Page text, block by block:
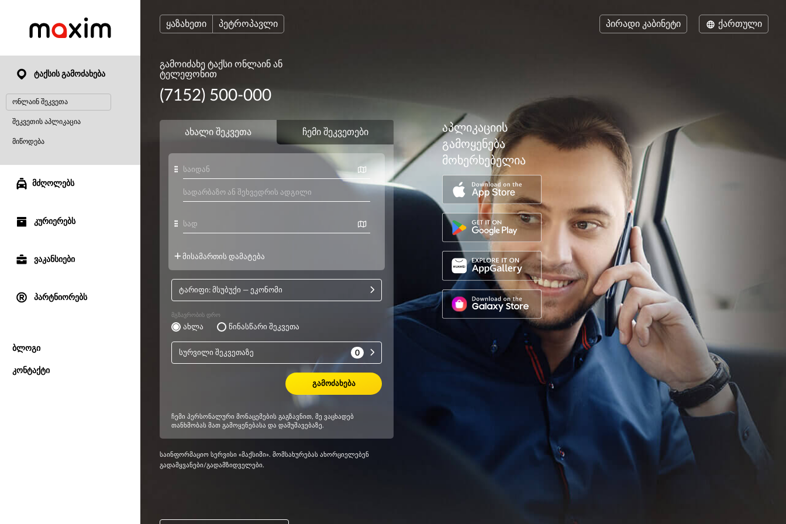
ტაქსის გამოძახება
ონლაინ შეკვეთა
შეკვეთის აპლიკაცია
მიწოდება
მძღოლებს
კურიერებს
ვაკანსიები
პარტნიორებს
ბლოგი
კონტაქტი
ყაზახეთი პეტროპავლი პირადი კაბინეტი ქართული
გამოიძახე ტაქსი ონლაინ ან
ტელეფონით
(7152) 500-000
საინფორმაციო სერვისი «მაქსიმი». მომსახურებას ახორციელებენ
გადამყვანები/გადამზიდველები.
აპლიკაციის
გამოყენება
მოხერხებელია